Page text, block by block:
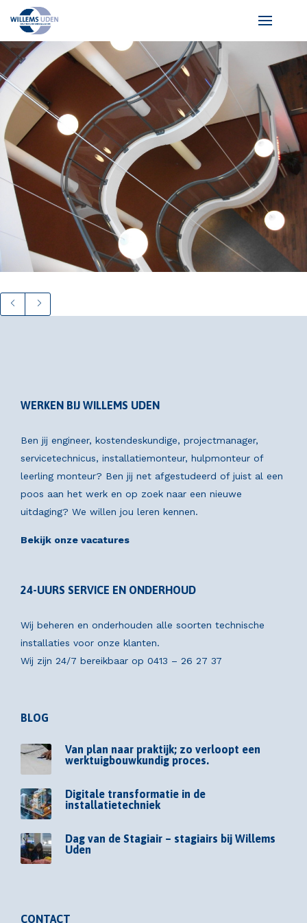
WERKEN BIJ WILLEMS UDEN
Ben jij engineer, kostendeskundige, projectmanager,
servicetechnicus, installatiemonteur, hulpmonteur of
leerling monteur? Ben jij net afgestudeerd of juist al een
poos aan het werk en op zoek naar een nieuwe
uitdaging? We willen jou leren kennen.
Bekijk onze vacatures
24-UURS SERVICE EN ONDERHOUD
Wij beheren en onderhouden alle soorten technische
installaties voor onze klanten.
Wij zijn 24/7 bereikbaar op 0413 – 26 27 37
BLOG
Van plan naar praktijk; zo verloopt een
werktuigbouwkundig proces.
Digitale transformatie in de
installatietechniek
Dag van de Stagiair – stagiairs bij Willems
Uden
CONTACT